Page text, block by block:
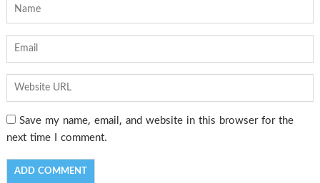
Save my name, email, and website in this browser for the
next time I comment.